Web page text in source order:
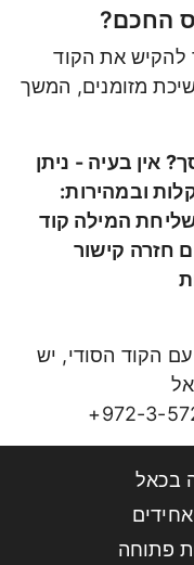
החכם?
להקיש את הקוד
מזומנים, המשך
אין בעיה - ניתן
ובמהירות:
המילה קוד
מקבלים חזרה קישור
הקוד הסודי, יש
בכאל
פתוחה